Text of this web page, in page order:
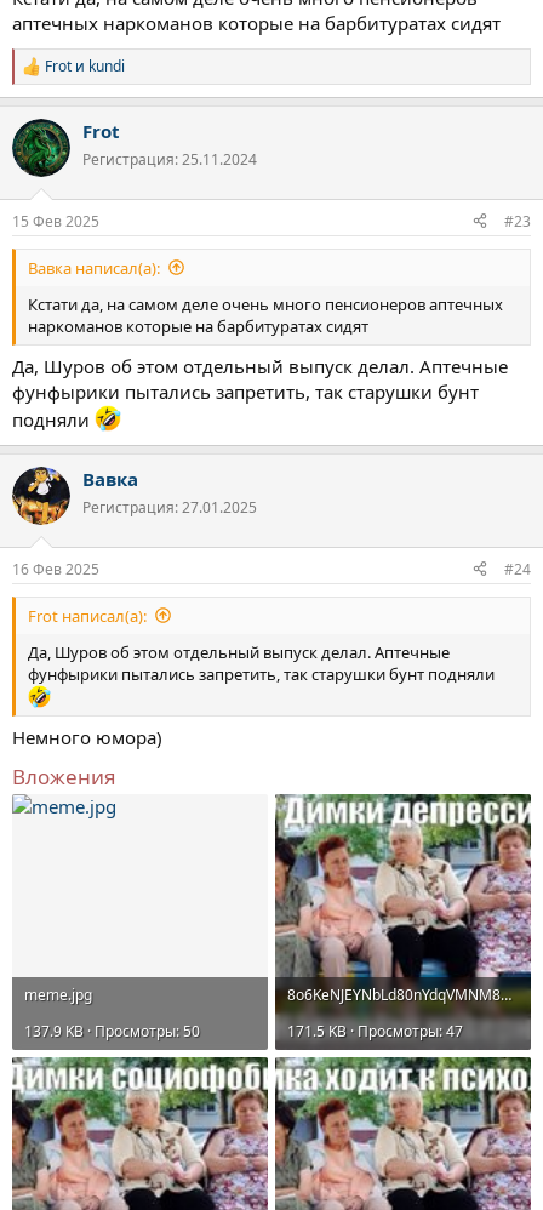
аптечных наркоманов которые на барбитуратах сидят
Р
е
к
ц
и
Frot и kundi
Frot
Регистрация: 25.11.2024
15 Фев 2025 #23
Вавка написал(а):
Кстати да, на самом деле очень много пенсионеров аптечных
наркоманов которые на барбитуратах сидят
Да, Шуров об этом отдельный выпуск делал. Аптечные
фунфырики пытались запретить, так старушки бунт
подняли
Вавка
Регистрация: 27.01.2025
16 Фев 2025 #24
Frot написал(а):
Да, Шуров об этом отдельный выпуск делал. Аптечные
фунфырики пытались запретить, так старушки бунт подняли
Немного юмора)
Вложения
meme.jpg
137.9 KB · Просмотры: 50
8o6KeNJEYNbLd80nYdqVMNM8nU1uhsPHb33FQOmRm5RPGOk79yT8iSgM0YM8qTwxghGELiolFbUN87fst0cuyD5TmJWWR...jpeg
171.5 KB · Просмотры: 47